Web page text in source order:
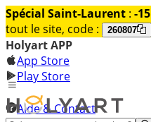
Spécial Saint-Laurent : -
tout le site, code :
260807
Holyart APP
App Store
Play Store
Aide & Contact